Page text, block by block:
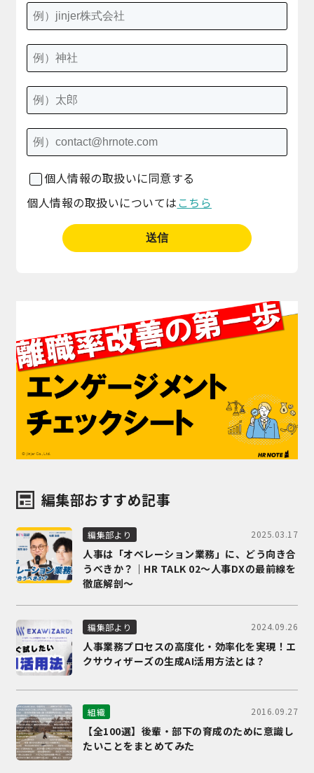
個人情報の取扱いに同意する
個人情報の取扱いについては こちら
編集部おすすめ記事
編集部より 2025.03.17
人事は「オペレーション業務」に、どう向き合
うべきか？｜HR TALK 02～人事DXの最前線を
徹底解剖～
編集部より 2024.09.26
人事業務プロセスの高度化・効率化を実現！エ
クサウィザーズの生成AI活用方法とは？
組織 2016.09.27
【全100選】後輩・部下の育成のために意識し
たいことをまとめてみた